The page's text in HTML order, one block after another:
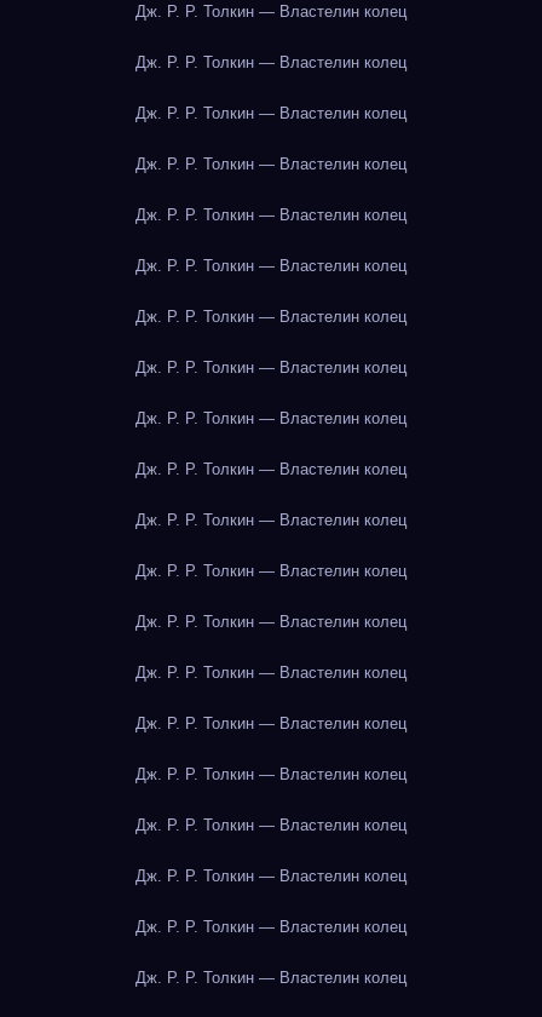
Дж. Р. Р. Толкин — Властелин колец
Дж. Р. Р. Толкин — Властелин колец
Дж. Р. Р. Толкин — Властелин колец
Дж. Р. Р. Толкин — Властелин колец
Дж. Р. Р. Толкин — Властелин колец
Дж. Р. Р. Толкин — Властелин колец
Дж. Р. Р. Толкин — Властелин колец
Дж. Р. Р. Толкин — Властелин колец
Дж. Р. Р. Толкин — Властелин колец
Дж. Р. Р. Толкин — Властелин колец
Дж. Р. Р. Толкин — Властелин колец
Дж. Р. Р. Толкин — Властелин колец
Дж. Р. Р. Толкин — Властелин колец
Дж. Р. Р. Толкин — Властелин колец
Дж. Р. Р. Толкин — Властелин колец
Дж. Р. Р. Толкин — Властелин колец
Дж. Р. Р. Толкин — Властелин колец
Дж. Р. Р. Толкин — Властелин колец
Дж. Р. Р. Толкин — Властелин колец
Дж. Р. Р. Толкин — Властелин колец